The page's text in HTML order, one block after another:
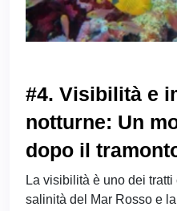
#4. Visibilità e
notturne: Un
dopo il
La visibilità è uno dei
salinità del Mar Rosso e